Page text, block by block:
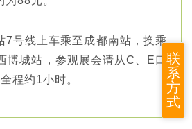
7号线上车乘至成都南站，换乘
博城站，参观展会请从C、E口
程约1小时。
联
系
方
式